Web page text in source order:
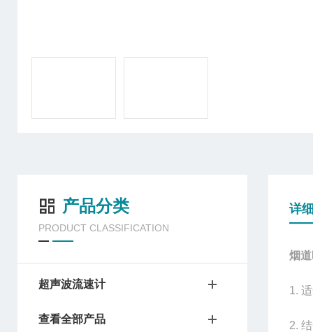
产品分类
PRODUCT CLASSIFICATION
超声波流速计
查看全部产品
详
烟
1.
2.